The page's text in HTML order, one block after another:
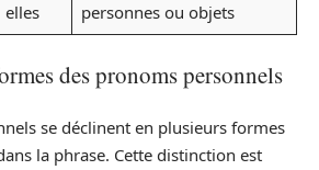
elles
personnes ou objets
des pronoms personnels
se déclinent en plusieurs formes
la phrase. Cette distinction est